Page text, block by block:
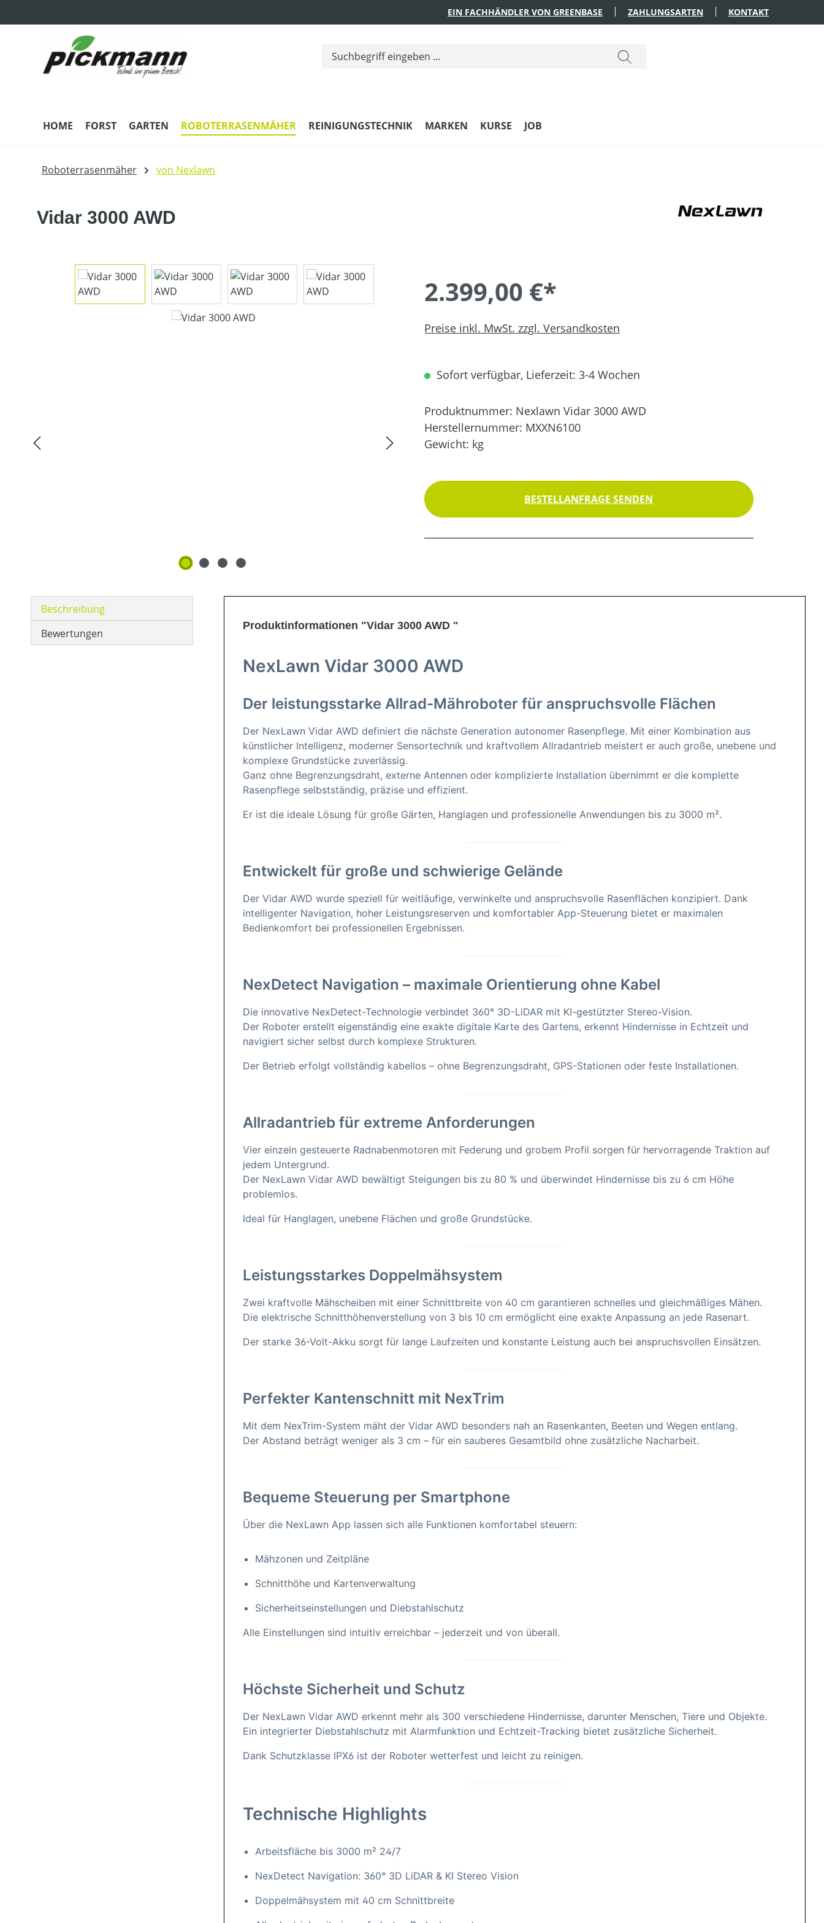
EIN FACHHÄNDLER VON GREENBASE ZAHLUNGSARTEN KONTAKT
HOME FORST GARTEN ROBOTERRASENMÄHER REINIGUNGSTECHNIK MARKEN KURSE JOB
Roboterrasenmäher von Nexlawn
Vidar 3000 AWD
Bildergalerie überspringen
2.399,00 €*
Preise inkl. MwSt. zzgl. Versandkosten
Sofort verfügbar, Lieferzeit: 3-4 Wochen
Produktnummer: Nexlawn Vidar 3000 AWD
Herstellernummer: MXXN6100
Gewicht: kg
BESTELLANFRAGE SENDEN
Beschreibung
Bewertungen
Produktinformationen "Vidar 3000 AWD "
NexLawn Vidar 3000 AWD
Der leistungsstarke Allrad-Mähroboter für anspruchsvolle Flächen
Der NexLawn Vidar AWD definiert die nächste Generation autonomer Rasenpflege. Mit einer Kombination aus
künstlicher Intelligenz, moderner Sensortechnik und kraftvollem Allradantrieb meistert er auch große, unebene und
komplexe Grundstücke zuverlässig.
Ganz ohne Begrenzungsdraht, externe Antennen oder komplizierte Installation übernimmt er die komplette
Rasenpflege selbstständig, präzise und effizient.
Er ist die ideale Lösung für große Gärten, Hanglagen und professionelle Anwendungen bis zu 3000 m².
Entwickelt für große und schwierige Gelände
Der Vidar AWD wurde speziell für weitläufige, verwinkelte und anspruchsvolle Rasenflächen konzipiert. Dank
intelligenter Navigation, hoher Leistungsreserven und komfortabler App-Steuerung bietet er maximalen
Bedienkomfort bei professionellen Ergebnissen.
NexDetect Navigation – maximale Orientierung ohne Kabel
Die innovative NexDetect-Technologie verbindet 360° 3D-LiDAR mit KI-gestützter Stereo-Vision.
Der Roboter erstellt eigenständig eine exakte digitale Karte des Gartens, erkennt Hindernisse in Echtzeit und
navigiert sicher selbst durch komplexe Strukturen.
Der Betrieb erfolgt vollständig kabellos – ohne Begrenzungsdraht, GPS-Stationen oder feste Installationen.
Allradantrieb für extreme Anforderungen
Vier einzeln gesteuerte Radnabenmotoren mit Federung und grobem Profil sorgen für hervorragende Traktion auf
jedem Untergrund.
Der NexLawn Vidar AWD bewältigt Steigungen bis zu 80 % und überwindet Hindernisse bis zu 6 cm Höhe
problemlos.
Ideal für Hanglagen, unebene Flächen und große Grundstücke.
Leistungsstarkes Doppelmähsystem
Zwei kraftvolle Mähscheiben mit einer Schnittbreite von 40 cm garantieren schnelles und gleichmäßiges Mähen.
Die elektrische Schnitthöhenverstellung von 3 bis 10 cm ermöglicht eine exakte Anpassung an jede Rasenart.
Der starke 36-Volt-Akku sorgt für lange Laufzeiten und konstante Leistung auch bei anspruchsvollen Einsätzen.
Perfekter Kantenschnitt mit NexTrim
Mit dem NexTrim-System mäht der Vidar AWD besonders nah an Rasenkanten, Beeten und Wegen entlang.
Der Abstand beträgt weniger als 3 cm – für ein sauberes Gesamtbild ohne zusätzliche Nacharbeit.
Bequeme Steuerung per Smartphone
Über die NexLawn App lassen sich alle Funktionen komfortabel steuern:
Mähzonen und Zeitpläne
Schnitthöhe und Kartenverwaltung
Sicherheitseinstellungen und Diebstahlschutz
Alle Einstellungen sind intuitiv erreichbar – jederzeit und von überall.
Höchste Sicherheit und Schutz
Der NexLawn Vidar AWD erkennt mehr als 300 verschiedene Hindernisse, darunter Menschen, Tiere und Objekte.
Ein integrierter Diebstahlschutz mit Alarmfunktion und Echtzeit-Tracking bietet zusätzliche Sicherheit.
Dank Schutzklasse IPX6 ist der Roboter wetterfest und leicht zu reinigen.
Technische Highlights
Arbeitsfläche bis 3000 m² 24/7
NexDetect Navigation: 360° 3D LiDAR & KI Stereo Vision
Doppelmähsystem mit 40 cm Schnittbreite